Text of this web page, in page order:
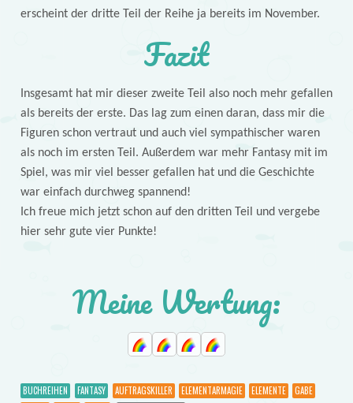
erscheint der dritte Teil der Reihe ja bereits im November.
Fazit
Insgesamt hat mir dieser zweite Teil also noch mehr gefallen
als bereits der erste. Das lag zum einen daran, dass mir die
Figuren schon vertraut und auch viel sympathischer waren
als noch im ersten Teil. Außerdem war mehr Fantasy mit im
Spiel, was mir viel besser gefallen hat und die Geschichte
war einfach durchweg spannend!
Ich freue mich jetzt schon auf den dritten Teil und vergebe
hier sehr gute vier Punkte!
Meine Wertung:
BUCHREIHEN FANTASY AUFTRAGSKILLER ELEMENTARMAGIE ELEMENTE
GABE